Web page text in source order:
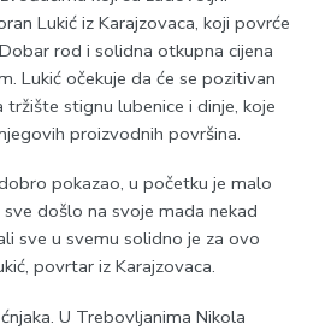
Lukić iz Karajzovaca, koji povrće
rod i solidna otkupna cijena
Lukić očekuje da će se pozitivan
stignu lubenice i dinje, koje
proizvodnih površina.
pokazao, u početku je malo
došlo na svoje mada nekad
sve u svemu solidno je za ovo
povrtar iz Karajzovaca.
U Trebovljanima Nikola